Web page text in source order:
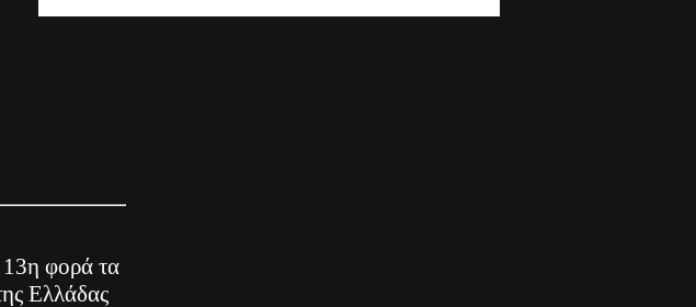
13η φορά τα
Ελλάδας